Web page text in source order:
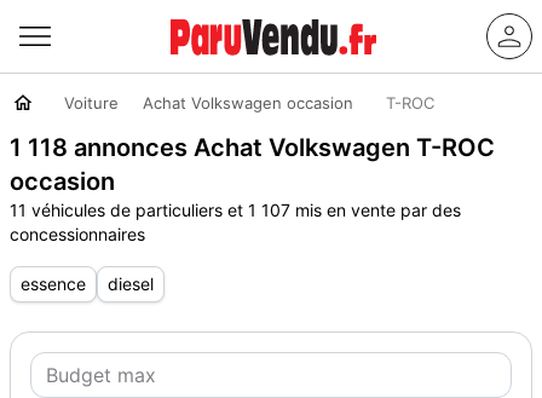
Voiture Achat Volkswagen occasion T-ROC
1 118 annonces Achat Volkswagen T-ROC
occasion
11 véhicules de particuliers et 1 107 mis en vente par des
concessionnaires
essence diesel